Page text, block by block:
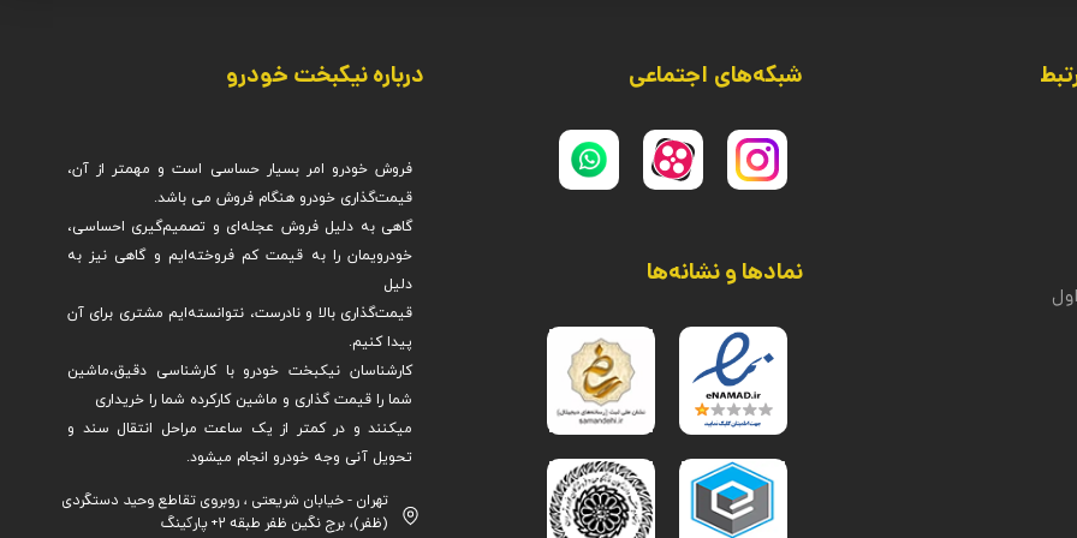
شبکه‌های اجتماعی
نمادها و نشانه‌ها
درباره نیکبخت خودرو
فروش خودرو امر بسیار حساسی است و مهمتر از آن،
گاهی به دلیل فروش عجله‌ای و تصمیم‌گیری احساسی،
خودرویمان را به قیمت کم فروخته‌ایم و گاهی نیز به
قیمت‌گذاری بالا و نادرست، نتوانسته‌ایم مشتری برای آن
کارشناسان نیکبخت خودرو با کارشناسی دقیق،ماشین
میکنند و در کمتر از یک ساعت مراحل انتقال سند و
تحویل آنی وجه خودرو انجام میشود.
تهران - خیابان شریعتی ، روبروی تقاطع وحید دستگردی
(ظفر)، برج نگین ظفر طبقه ۲+ پارکینگ